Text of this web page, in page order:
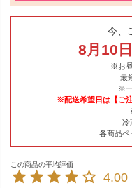
今、
8 月 10
※お
最
※
※配送希望日は【ご
冷
各商品ペ
4.00